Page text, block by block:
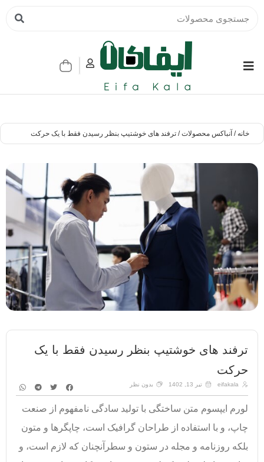
خانه / آنباکس محصولات/ ترفند های خوشتیپ بنظر رسیدن فقط با یک حرکت
ترفند های خوشتیپ بنظر رسیدن فقط با یک
حرکت
eifakala تیر 13, 1402 بدون نظر
لورم ایپسوم متن ساختگی با تولید سادگی نامفهوم از صنعت
چاپ، و با استفاده از طراحان گرافیک است، چاپگرها و متون
بلکه روزنامه و مجله در ستون و سطرآنچنان که لازم است، و